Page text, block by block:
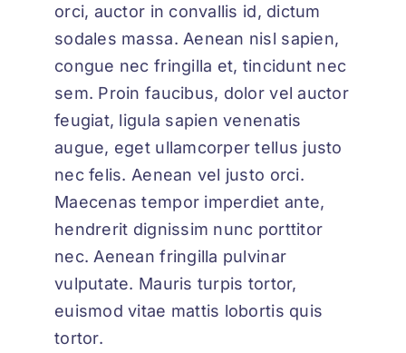
orci, auctor in convallis id, dictum
sodales massa. Aenean nisl sapien,
congue nec fringilla et, tincidunt nec
sem. Proin faucibus, dolor vel auctor
feugiat, ligula sapien venenatis
augue, eget ullamcorper tellus justo
nec felis. Aenean vel justo orci.
Maecenas tempor imperdiet ante,
hendrerit dignissim nunc porttitor
nec. Aenean fringilla pulvinar
vulputate. Mauris turpis tortor,
euismod vitae mattis lobortis quis
tortor.